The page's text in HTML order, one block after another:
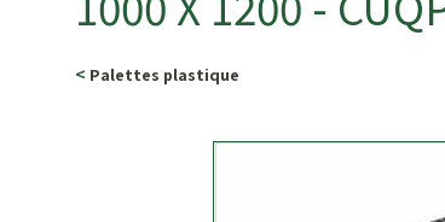
< Palettes plastique